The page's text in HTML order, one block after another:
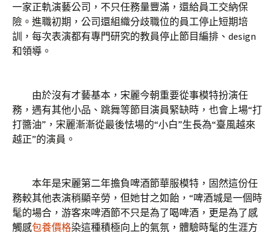
一家正軌演藝公司，不只任務量豐滿，還給員工交納保
險。進職初期，公司還組織分歧職位的員工停止短期培
訓，每次表演都有專門研究的教員停止節目編排、design
和領導。
由於沒有才藝基本，宋麗今朝重要從事模特扮演任
務，遇有其他小品、跳舞等節目演員緊缺時，也會上場“打
打醬油”，宋麗漸漸從最後怯場的“小白”生長為“臺風越來
越正”的演員。
本年是宋麗第二年擔負啤酒節華服模特，固然這份任
務較其他表演稍顯辛勞，但她甘之如飴，“啤酒城是一個時
髦的場合，游客來啤酒節不只是為了喝啤酒，更是為了感
觸感包養價格染這種積極向上的氣氛，體驗時髦的生涯方